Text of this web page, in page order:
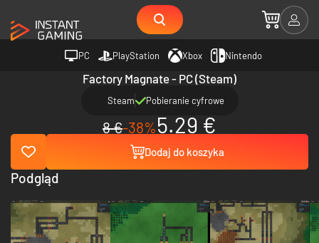
PC PlayStation Xbox Nintendo
Factory Magnate - PC (Steam)
Steam Pobieranie cyfrowe
8 €-38%5.29 €
Dodaj do koszyka
Podgląd